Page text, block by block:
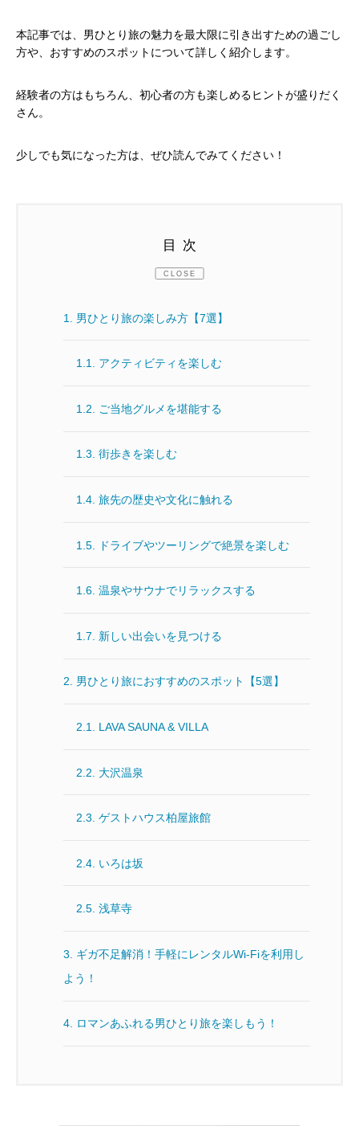
本記事では、男ひとり旅の魅力を最大限に引き出すための過ごし
方や、おすすめのスポットについて詳しく紹介します。
経験者の方はもちろん、初心者の方も楽しめるヒントが盛りだく
さん。
少しでも気になった方は、ぜひ読んでみてください！
目次
CLOSE
1. 男ひとり旅の楽しみ方【7選】
1.1. アクティビティを楽しむ
1.2. ご当地グルメを堪能する
1.3.街歩きを楽しむ
1.4.旅先の歴史や文化に触れる
1.5. ドライブやツーリングで絶景を楽しむ
1.6.温泉やサウナでリラックスする
1.7. 新しい出会いを見つける
2. 男ひとり旅におすすめのスポット【5選】
2.1. LAVA SAUNA & VILLA
2.2. 大沢温泉
2.3.ゲストハウス柏屋旅館
2.4. いろは坂
2.5.浅草寺
3. ギガ不足解消！手軽にレンタルWi-Fiを利用し
よう！
4. ロマンあふれる男ひとり旅を楽しもう！